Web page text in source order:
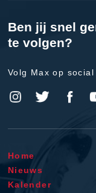
Ben jij snel
te volgen?
Volg Max op
Home
Nieuws
Kalender